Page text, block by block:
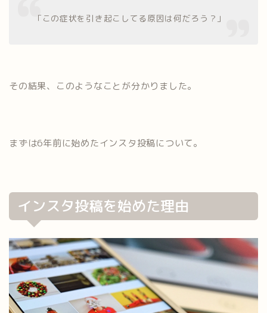
「この症状を引き起こしてる原因は何だろう？」
その結果、このようなことが分かりました。
まずは6年前に始めたインスタ投稿について。
インスタ投稿を始めた理由